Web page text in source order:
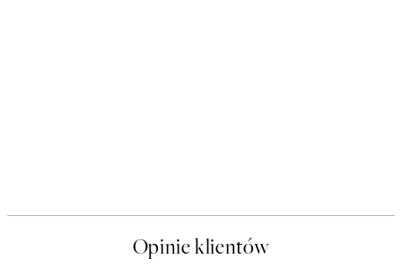
Opinie klientów